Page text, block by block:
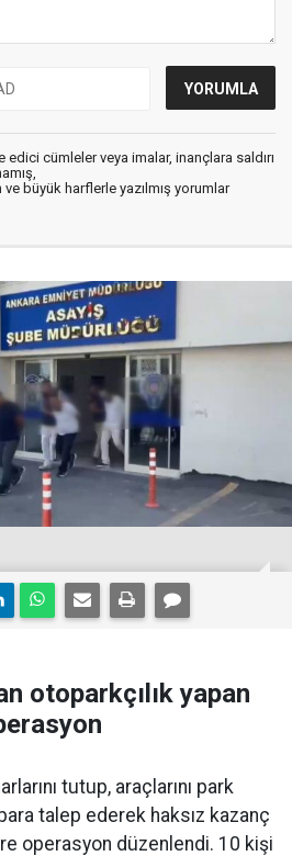
edici cümleler veya imalar, inançlara saldırı
büyük harflerle yazılmış yorumlar
otoparkçılık yapan
tutup, araçlarını park
talep ederek haksız kazanç
operasyon düzenlendi. 10 kişi